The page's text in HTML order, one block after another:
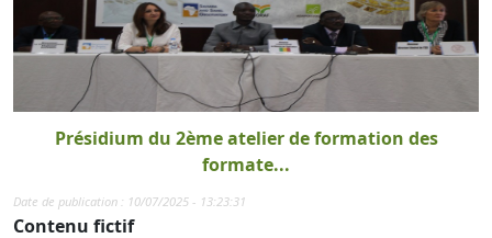
Présidium du 2ème atelier de formation des
formate...
Date de publication : 10/07/2025 - 13:23:31
Contenu fictif